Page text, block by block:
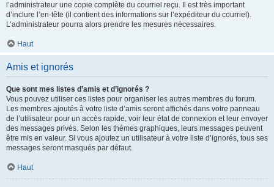
l’administrateur une copie complète du courriel reçu. Il est très important
d’inclure l’en-tête (il contient des informations sur l’expéditeur du courriel).
L’administrateur pourra alors prendre les mesures nécessaires.
Haut
Amis et ignorés
Que sont mes listes d’amis et d’ignorés ?
Vous pouvez utiliser ces listes pour organiser les autres membres du forum.
Les membres ajoutés à votre liste d’amis seront affichés dans votre panneau
de l’utilisateur pour un accès rapide, voir leur état de connexion et leur envoyer
des messages privés. Selon les thèmes graphiques, leurs messages peuvent
être mis en valeur. Si vous ajoutez un utilisateur à votre liste d’ignorés, tous ses
messages seront masqués par défaut.
Haut